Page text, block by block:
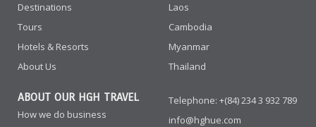
Destinations
Tours
Hotels & Resorts
About Us
Laos
Cambodia
Myanmar
Thailand
ABOUT OUR HGH TRAVEL
How we do business
Telephone: +(84) 234 3 932 789
info@hghue.com